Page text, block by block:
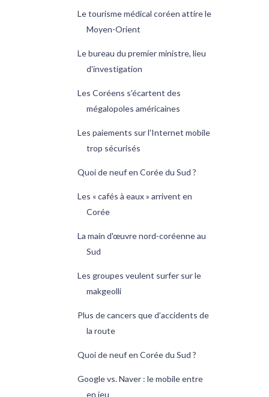
Le tourisme médical coréen attire le
Moyen-Orient
Le bureau du premier ministre, lieu
d'investigation
Les Coréens s'écartent des
mégalopoles américaines
Les paiements sur l'Internet mobile
trop sécurisés
Quoi de neuf en Corée du Sud ?
Les « cafés à eaux » arrivent en
Corée
La main d'œuvre nord-coréenne au
Sud
Les groupes veulent surfer sur le
makgeolli
Plus de cancers que d’accidents de
la route
Quoi de neuf en Corée du Sud ?
Google vs. Naver : le mobile entre
en jeu